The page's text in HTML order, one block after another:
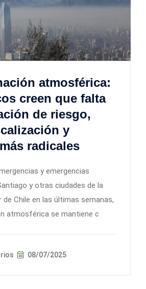
atmosférica:
creen que falta
de riesgo,
y
radicales
y emergencias
y otras ciudades de la
Chile en las últimas semanas,
atmosférica se mantiene c
08/07/2025